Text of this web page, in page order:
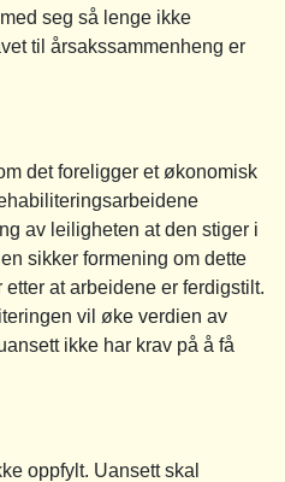
seg så lenge ikke
til årsakssammenheng er
det foreligger et økonomisk
av leiligheten at den stiger i
sikker formening om dette
at arbeidene er ferdigstilt.
vil øke verdien av
ikke har krav på å få
oppfylt. Uansett skal